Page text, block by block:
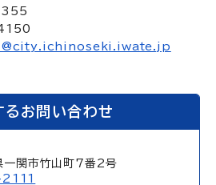
るお問い合わせ
関市竹山町7番2号